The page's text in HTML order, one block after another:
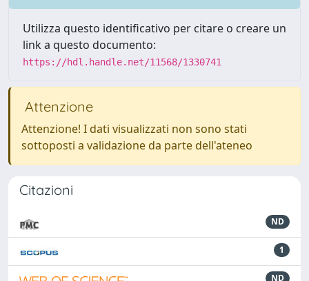
Utilizza questo identificativo per citare o creare un
link a questo documento:
https://hdl.handle.net/11568/1330741
Attenzione
Attenzione! I dati visualizzati non sono stati
sottoposti a validazione da parte dell'ateneo
Citazioni
ND
1
ND